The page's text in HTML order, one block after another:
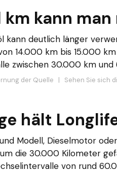
km kann
kann deutlich länger
14.000 km bis 15.000
zwischen 30.000 km
der Quelle | Sehen Sie sich
hält
Modell, Dieselmotor
die 30.000 Kilometer
von rund